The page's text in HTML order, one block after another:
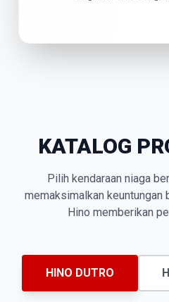
KATALOG
Pilih kendaraan niaga
memaksimalkan keuntungan
Hino memberikan
HINO DUTRO